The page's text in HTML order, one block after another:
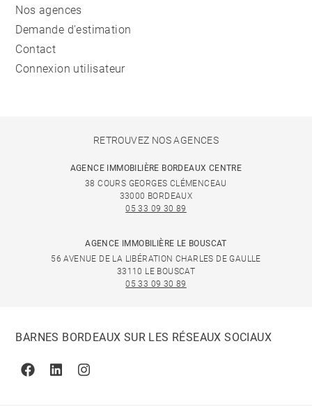
Nos agences
Demande d'estimation
Contact
Connexion utilisateur
RETROUVEZ NOS AGENCES
AGENCE IMMOBILIÈRE BORDEAUX CENTRE
38 COURS GEORGES CLÉMENCEAU
33000 BORDEAUX
05 33 09 30 89
AGENCE IMMOBILIÈRE LE BOUSCAT
56 AVENUE DE LA LIBÉRATION CHARLES DE GAULLE
33110 LE BOUSCAT
05 33 09 30 89
BARNES BORDEAUX SUR LES RÉSEAUX SOCIAUX
FacebookLinkedinInstagram